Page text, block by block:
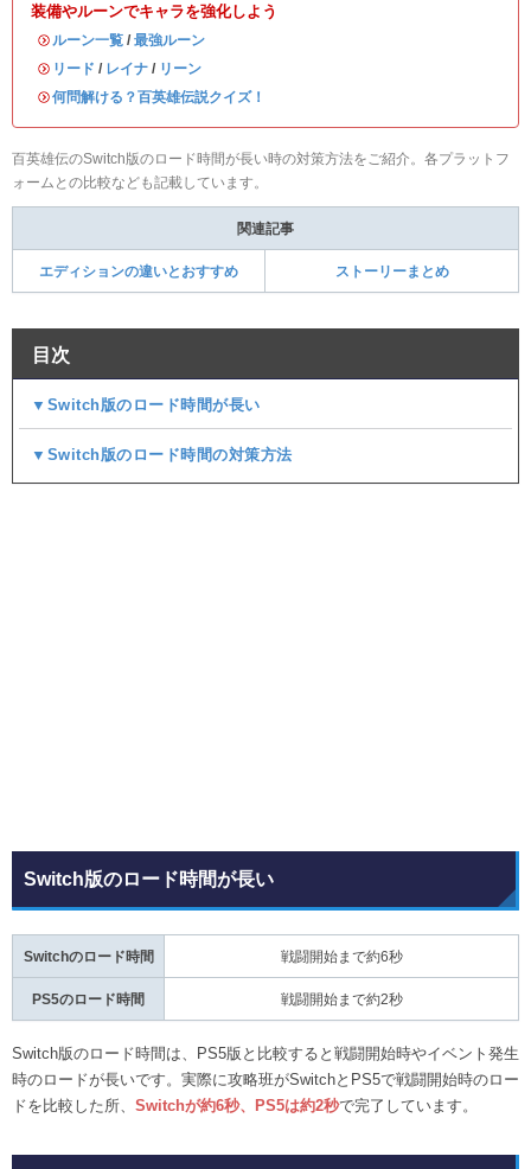
装備やルーンでキャラを強化しよう
・ ルーン一覧 / 最強ルーン
・ リード / レイナ / リーン
・何問解ける？百英雄伝説クイズ！
百英雄伝のSwitch版のロード時間が長い時の対策方法をご紹介。各プラットフ
ォームとの比較なども記載しています。
関連記事
エディションの違いとおすすめ ストーリーまとめ
目次
▼Switch版のロード時間が長い
▼Switch版のロード時間の対策方法
Switch版のロード時間が長い
Switchのロード時間 戦闘開始まで約6秒
PS5のロード時間 戦闘開始まで約2秒
Switch版のロード時間は、PS5版と比較すると戦闘開始時やイベント発生
時のロードが長いです。実際に攻略班がSwitchとPS5で戦闘開始時のロー
ドを比較した所、 Switchが約6秒、PS5は約2秒で完了しています。